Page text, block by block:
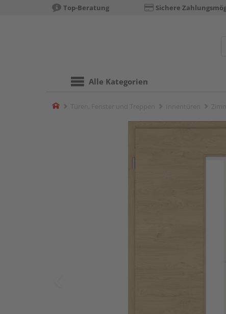
Top-Beratung Sichere
Alle Kategorien
Home